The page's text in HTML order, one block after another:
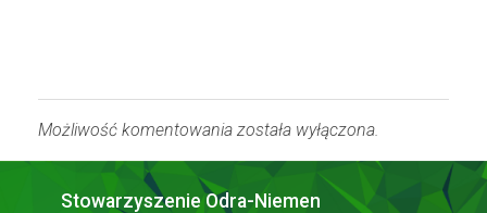
Możliwość komentowania została wyłączona.
Stowarzyszenie Odra-Niemen